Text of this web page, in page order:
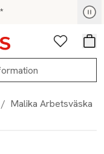
nu
Favoriter
/ Malika Arbetsväska